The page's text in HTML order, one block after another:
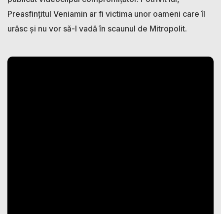
Preasfințitul Veniamin ar fi victima unor oameni care îl
urăsc și nu vor să-l vadă în scaunul de Mitropolit.